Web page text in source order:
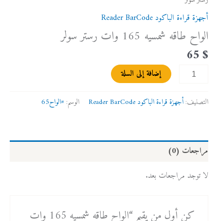
أجهزة قراءة الباكود Reader BarCode
الواح طاقه شمسيه 165 وات رستر سولر
65$
إضافة إلى السلة
التصنيف:أجهزة قراءة الباكود Reader BarCode الوسم: #الواح65
مراجعات (0)
لا توجد مراجعات بعد.
كن أول من يقيم “الواح طاقه شمسيه 165 وات